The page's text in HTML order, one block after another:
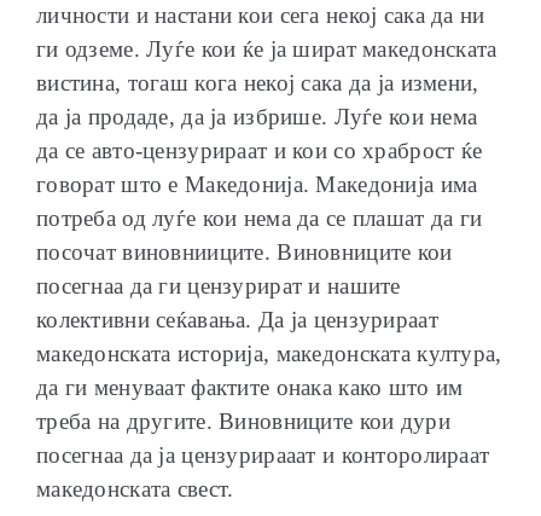
личности и настани кои сега некој сака да ни
ги одземе. Луѓе кои ќе ја шират македонската
вистина, тогаш кога некој сака да ја измени,
да ја продаде, да ја избрише. Луѓе кои нема
да се авто-цензурираат и кои со храброст ќе
говорат што е Македонија. Македонија има
потреба од луѓе кои нема да се плашат да ги
посочат виновнииците. Виновниците кои
посегнаа да ги цензурират и нашите
колективни сеќавања. Да ја цензурираат
македонската историја, македонската култура,
да ги менуваат фактите онака како што им
треба на другите. Виновниците кои дури
посегнаа да ја цензурирааат и конторолираат
македонската свест.